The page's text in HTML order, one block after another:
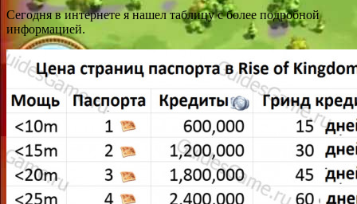
Сегодня в интернете я нашел таблицу с более подробной
информацией.